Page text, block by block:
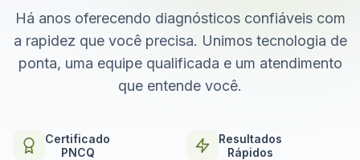
Há anos oferecendo diagnósticos confiáveis com
a rapidez que você precisa. Unimos tecnologia de
ponta, uma equipe qualificada e um atendimento
que entende você.
Certificado
PNCQ
Resultados
Rápidos